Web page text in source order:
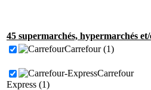
45 supermarchés, hypermarchés
Carrefour (1)
Carrefour
Express (1)